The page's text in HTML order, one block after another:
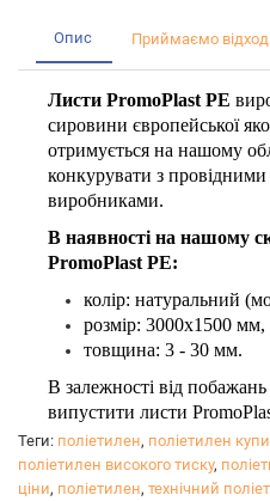
Опис Приймаємо
Листи PromoPlast PE
сировини європейської
отримується на нашому
конкурувати з
виробниками.
В наявності на нашому
PromoPlast PЕ:
колір: натуральний
розмір: 3000х1500 мм,
товщина: 3 - 30 мм.
В залежності від
випустити листи
вибір клієнта: розмір,
стабілізатора,
Мінімальне замовлення
Теги: поліетилен, поліетилен
поліетилен високого тиску,
ціни, поліетилен, технічний